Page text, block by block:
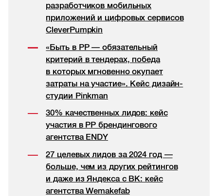
разработчиков мобильных
приложений и цифровых сервисов
CleverPumpkin
«Быть в РР — обязательный
критерий в тендерах, победа
в которых мгновенно окупает
затраты на участие». Кейс дизайн-
студии Pinkman
30% качественных лидов: кейс
участия в РР брендингового
агентства ENDY
27 целевых лидов за 2024 год —
больше, чем из других рейтингов
и даже из Яндекса с ВК: кейс
агентства Wemakefab